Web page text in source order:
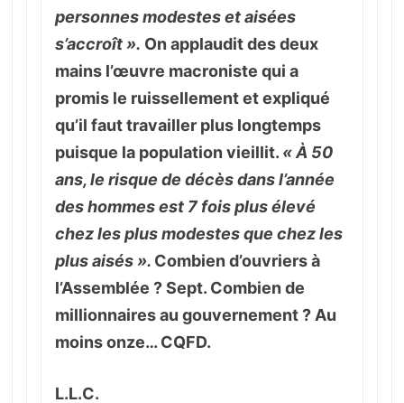
personnes modestes et aisées
s’accroît ». On applaudit des deux
mains l’œuvre macroniste qui a
promis le ruissellement et expliqué
qu’il faut travailler plus longtemps
puisque la population vieillit. « À 50
ans, le risque de décès dans l’année
des hommes est 7 fois plus élevé
chez les plus modestes que chez les
plus aisés ». Combien d’ouvriers à
l’Assemblée ? Sept. Combien de
millionnaires au gouvernement ? Au
moins onze… CQFD.
L.L.C.